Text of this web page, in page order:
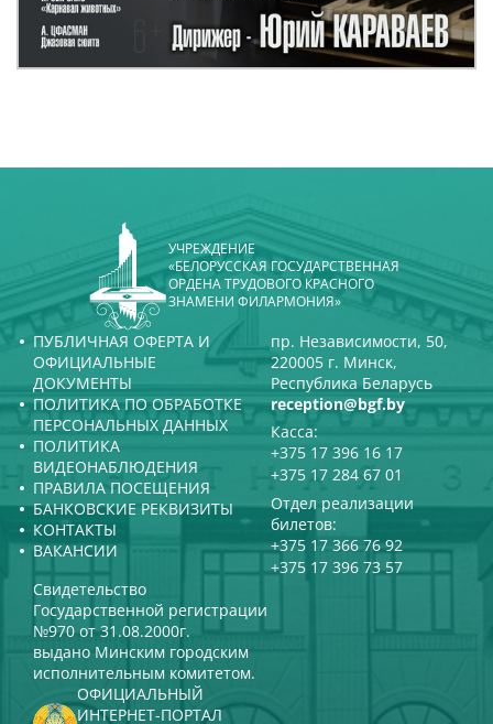
УЧРЕЖДЕНИЕ
«БЕЛОРУССКАЯ ГОСУДАРСТВЕННАЯ
ОРДЕНА ТРУДОВОГО КРАСНОГО
ЗНАМЕНИ ФИЛАРМОНИЯ»
ПУБЛИЧНАЯ ОФЕРТА И
ОФИЦИАЛЬНЫЕ
ДОКУМЕНТЫ
ПОЛИТИКА ПО ОБРАБОТКЕ
ПЕРСОНАЛЬНЫХ ДАННЫХ
ПОЛИТИКА
ВИДЕОНАБЛЮДЕНИЯ
ПРАВИЛА ПОСЕЩЕНИЯ
БАНКОВСКИЕ РЕКВИЗИТЫ
КОНТАКТЫ
ВАКАНСИИ
пр. Независимости, 50,
220005 г. Минск,
Республика Беларусь
reception@bgf.by
Касса:
+375 17 396 16 17
+375 17 284 67 01
Отдел реализации
билетов:
+375 17 366 76 92
+375 17 396 73 57
Свидетельство
Государственной регистрации
№970 от 31.08.2000г.
выдано Минским городским
исполнительным комитетом.
ОФИЦИАЛЬНЫЙ
ИНТЕРНЕТ-ПОРТАЛ